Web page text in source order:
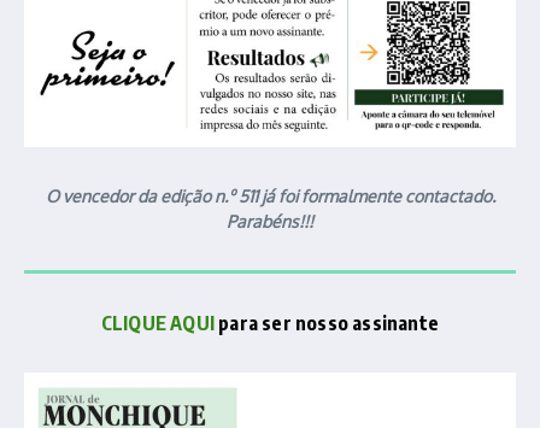
O vencedor da edição n.º 511 já foi formalmente contactado.
Parabéns!!!
CLIQUE AQUI para ser nosso assinante